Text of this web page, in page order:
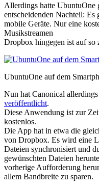
Allerdings hatte UbuntuOne
entscheidenden Nachteil:
mobile Geräte. Nur eine
Musikstreamen
Dropbox hingegen ist auf
UbuntuOne auf dem
Nun hat Canonical
veröffentlicht.
Diese Anwendung ist zur
kostenlos.
Die App hat in etwa die
von Dropbox. Es wird eine
Dateien synchronisiert und
gewünschten Dateien
vorherige Aufforderung
allem Bandbreite zu sparen.